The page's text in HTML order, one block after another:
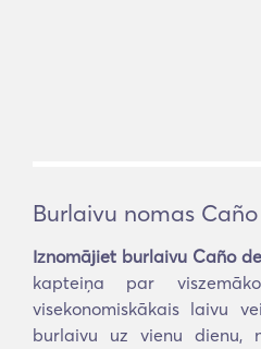
Burlaivu nomas
Iznomājiet burlaivu Caño
kapteiņa par
visekonomiskākais laivu
burlaivu uz vienu dienu,